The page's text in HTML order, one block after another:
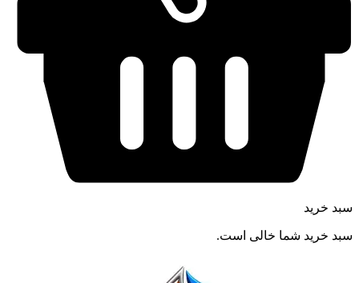
سبد خرید
سبد خرید شما خالی است.